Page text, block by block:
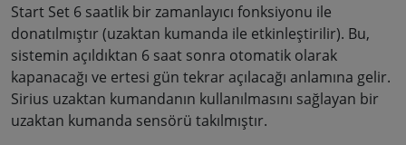
Start Set 6 saatlik bir zamanlayıcı fonksiyonu ile
donatılmıştır (uzaktan kumanda ile etkinleştirilir). Bu,
sistemin açıldıktan 6 saat sonra otomatik olarak
kapanacağı ve ertesi gün tekrar açılacağı anlamına gelir.
Sirius uzaktan kumandanın kullanılmasını sağlayan bir
uzaktan kumanda sensörü takılmıştır.